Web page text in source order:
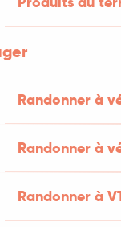
Randonner à
Randonner à
Randonner à